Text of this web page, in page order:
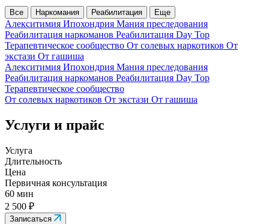
Все Наркомания Реабилитация Еще
Алекситимия Ипохондрия Мания преследования
Реабилитация наркоманов Реабилитация Day Top
Терапевтическое сообщество От солевых наркотиков От
экстази От гашиша
Алекситимия Ипохондрия Мания преследования
Реабилитация наркоманов Реабилитация Day Top
Терапевтическое сообщество
От солевых наркотиков От экстази От гашиша
Услуги и прайс
Услуга
Длительность
Цена
Первичная консультация
60 мин
2 500 ₽
Записаться